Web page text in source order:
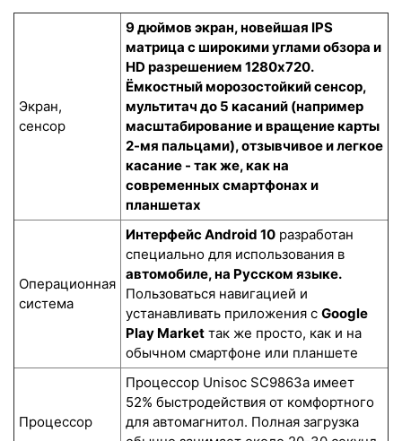
Экран,
сенсор
9 дюймов экран, новейшая IPS
матрица с широкими углами обзора и
HD разрешением 1280x720.
Ёмкостный морозостойкий сенсор,
мультитач до 5 касаний (например
масштабирование и вращение карты
2-мя пальцами), отзывчивое и легкое
касание - так же, как на
современных смартфонах и
планшетах
Операционная
система
Интерфейс Android 10 разработан
специально для использования в
автомобиле, на Русском языке.
Пользоваться навигацией и
устанавливать приложения с Google
Play Market так же просто, как и на
обычном смартфоне или планшете
Процессор
Процессор Unisoc SC9863a имеет
52% быстродействия от комфортного
для автомагнитол. Полная загрузка